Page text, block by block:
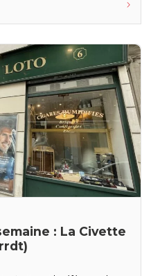
le magazine L’Amateur de
: La Civette